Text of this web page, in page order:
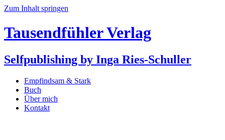
Zum Inhalt springen
Tausendfühler Verlag
Selfpublishing by Inga Ries-Schuller
Empfindsam & Stark
Buch
Über mich
Kontakt